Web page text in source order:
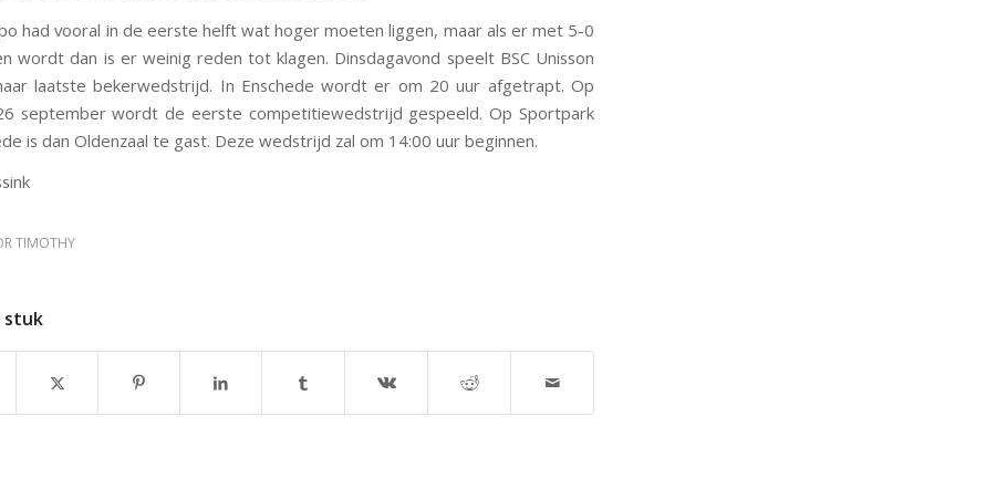
had vooral in de eerste helft wat hoger moeten liggen, maar als er met 5-0
wordt dan is er weinig reden tot klagen. Dinsdagavond speelt BSC Unisson
laatste bekerwedstrijd. In Enschede wordt er om 20 uur afgetrapt. Op
september wordt de eerste competitiewedstrijd gespeeld. Op Sportpark
is dan Oldenzaal te gast. Deze wedstrijd zal om 14:00 uur beginnen.
TIMOTHY
stuk